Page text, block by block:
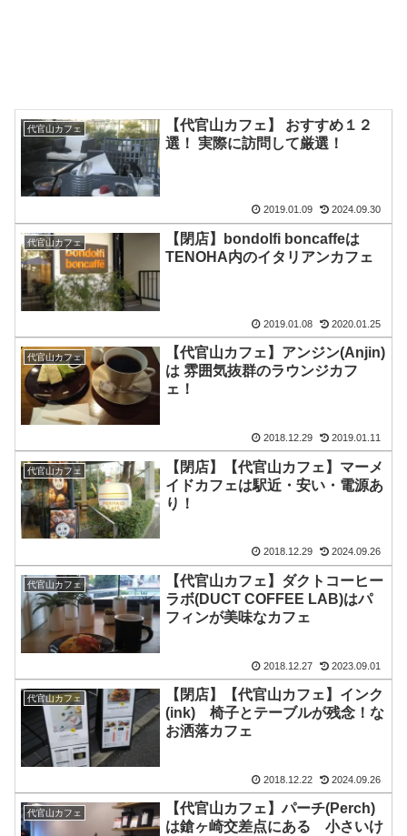
代官山カフェ
【代官山カフェ】 おすすめ１２
選！ 実際に訪問して厳選！
2019.01.09 2024.09.30
代官山カフェ
【閉店】bondolfi boncaffeは
TENOHA内のイタリアンカフェ
2019.01.08 2020.01.25
代官山カフェ
【代官山カフェ】アンジン(Anjin)
は 雰囲気抜群のラウンジカフ
ェ！
2018.12.29 2019.01.11
代官山カフェ
【閉店】【代官山カフェ】マーメ
イドカフェは駅近・安い・電源あ
り！
2018.12.29 2024.09.26
代官山カフェ
【代官山カフェ】ダクトコーヒー
ラボ(DUCT COFFEE LAB)はパ
フィンが美味なカフェ
2018.12.27 2023.09.01
代官山カフェ
【閉店】【代官山カフェ】インク
(ink) 椅子とテーブルが残念！な
お洒落カフェ
2018.12.22 2024.09.26
代官山カフェ
【代官山カフェ】パーチ(Perch)
は鎗ヶ崎交差点にある 小さいけ